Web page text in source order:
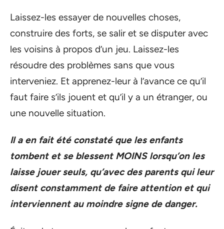
Laissez-les essayer de nouvelles choses,
construire des forts, se salir et se disputer avec
les voisins à propos d’un jeu. Laissez-les
résoudre des problèmes sans que vous
interveniez. Et apprenez-leur à l’avance ce qu’il
faut faire s’ils jouent et qu’il y a un étranger, ou
une nouvelle situation.
Il a en fait été constaté que les enfants
tombent et se blessent MOINS lorsqu’on les
laisse jouer seuls, qu’avec des parents qui leur
disent constamment de faire attention et qui
interviennent au moindre signe de danger.